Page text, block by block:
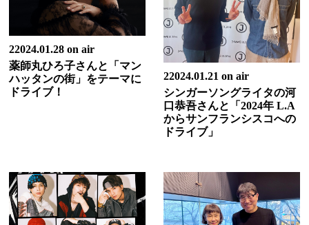
22024.01.28 on air
薬師丸ひろ子さんと「マン
ハッタンの街」をテーマに
ドライブ！
22024.01.21 on air
シンガーソングライタの河
口恭吾さんと「2024年 L.A
からサンフランシスコへの
ドライブ」